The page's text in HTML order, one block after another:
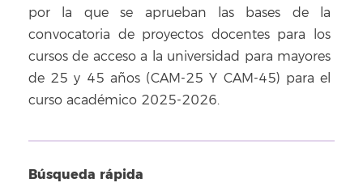
por la que se aprueban las bases de la
convocatoria de proyectos docentes para los
cursos de acceso a la universidad para mayores
de 25 y 45 años (CAM-25 Y CAM-45) para el
curso académico 2025-2026.
Búsqueda rápida